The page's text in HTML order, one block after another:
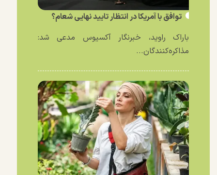
توافق با آمریکا در انتظار تایید نهایی شعام؟
باراک راوید، خبرنگار آکسیوس مدعی شد:
مذاکره‌کنندگان...